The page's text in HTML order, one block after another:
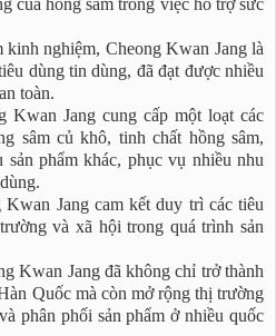
của hồng sâm trong việc hỗ trợ sức
nghiệm, Cheong Kwan Jang là
dùng tin dùng, đã đạt được nhiều
toàn.
Kwan Jang cung cấp một loạt các
sâm củ khô, tinh chất hồng sâm,
sản phẩm khác, phục vụ nhiều nhu
Kwan Jang cam kết duy trì các tiêu
và xã hội trong quá trình sản
Kwan Jang đã không chỉ trở thành
Quốc mà còn mở rộng thị trường
phân phối sản phẩm ở nhiều quốc